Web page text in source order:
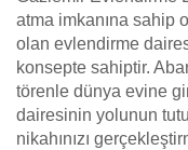
atma imkanına sahip
olan evlendirme
konsepte sahiptir.
törenle dünya evine
dairesinin yolunun
nikahınızı